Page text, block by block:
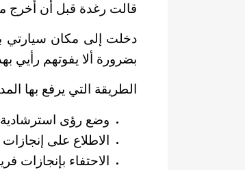
قالت رغدة قبل أن أخرج
دخلت إلى مكان سيارتي
بضرورة ألا يفوتهم رأيي
الطريقة التي يرفع بها
وضع رؤى
الاطلاع على
الاحتفاء بإنجازات